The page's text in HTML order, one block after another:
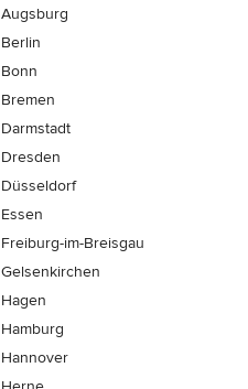
Augsburg
Berlin
Bonn
Bremen
Darmstadt
Dresden
Düsseldorf
Essen
Freiburg-im-Breisgau
Gelsenkirchen
Hagen
Hamburg
Hannover